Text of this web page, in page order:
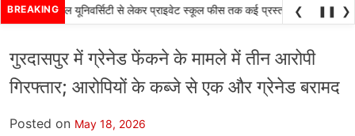
BREAKING
डिजिटल यूनिवर्सिटी से लेकर प्राइवेट स्कूल फीस तक कई प्रस्तावों को मंजूरी •
❮ ❚❚ ❯
गुरदासपुर में ग्रेनेड फेंकने के मामले में तीन आरोपी
गिरफ्तार; आरोपियों के कब्जे से एक और ग्रेनेड बरामद
Posted on May 18, 2026